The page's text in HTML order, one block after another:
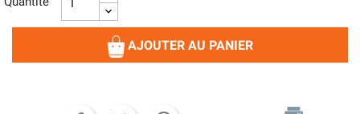
AJOUTER AU PANIER